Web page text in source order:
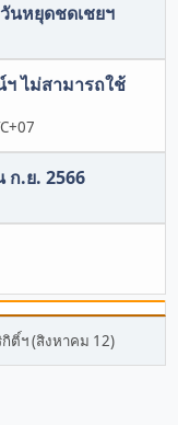
นหยุดชดเชยฯ
ฯ ไม่สามารถใช้
ก.ย. 2566
ติ์ฯ (สิงหาคม 12)